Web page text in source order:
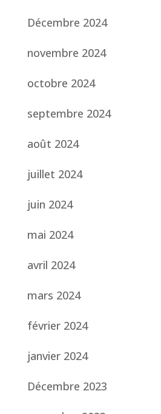
Décembre 2024
novembre 2024
octobre 2024
septembre 2024
août 2024
juillet 2024
juin 2024
mai 2024
avril 2024
mars 2024
février 2024
janvier 2024
Décembre 2023